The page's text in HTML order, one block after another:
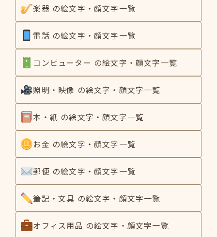
楽器 の絵文字・顔文字一覧
電話 の絵文字・顔文字一覧
コンピューター の絵文字・顔文字一覧
照明・映像 の絵文字・顔文字一覧
本・紙 の絵文字・顔文字一覧
お金 の絵文字・顔文字一覧
郵便 の絵文字・顔文字一覧
筆記・文具 の絵文字・顔文字一覧
オフィス用品 の絵文字・顔文字一覧